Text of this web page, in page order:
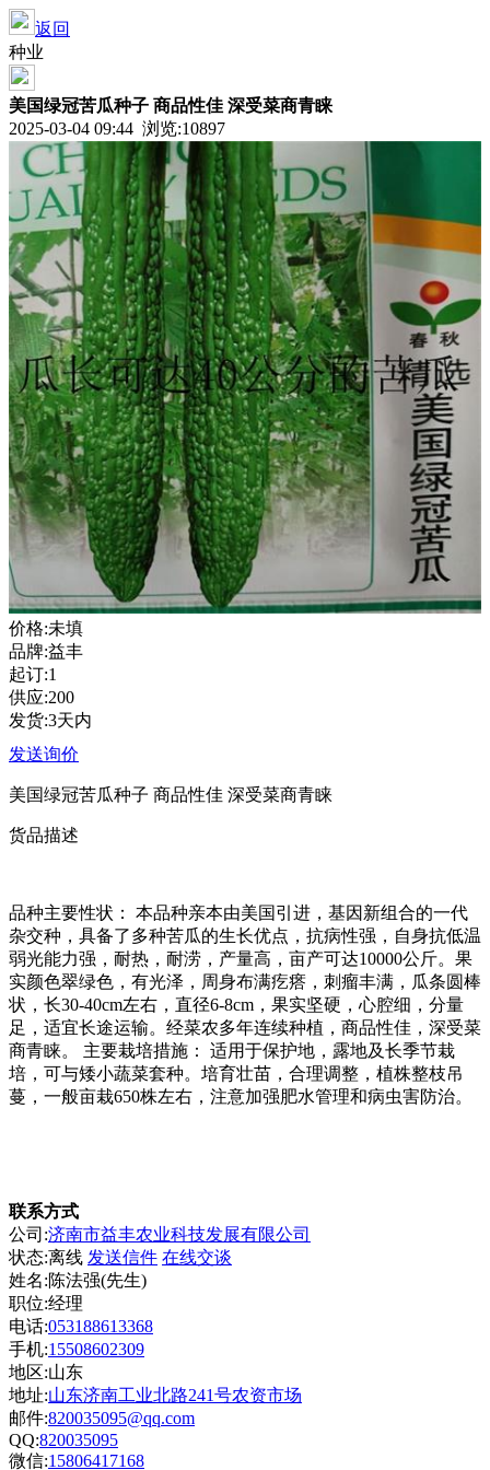
返回
种业
美国绿冠苦瓜种子 商品性佳 深受菜商青睐
2025-03-04 09:44 浏览:10897
价格:未填
品牌:益丰
起订:1
供应:200
发货:3天内
发送询价
美国绿冠苦瓜种子 商品性佳 深受菜商青睐
货品描述
品种主要性状： 本品种亲本由美国引进，基因新组合的一代
杂交种，具备了多种苦瓜的生长优点，抗病性强，自身抗低温
弱光能力强，耐热，耐涝，产量高，亩产可达10000公斤。果
实颜色翠绿色，有光泽，周身布满疙瘩，刺瘤丰满，瓜条圆棒
状，长30-40cm左右，直径6-8cm，果实坚硬，心腔细，分量
足，适宜长途运输。经菜农多年连续种植，商品性佳，深受菜
商青睐。 主要栽培措施： 适用于保护地，露地及长季节栽
培，可与矮小蔬菜套种。培育壮苗，合理调整，植株整枝吊
蔓，一般亩栽650株左右，注意加强肥水管理和病虫害防治。
联系方式
公司:济南市益丰农业科技发展有限公司
状态:离线 发送信件 在线交谈
姓名:陈法强(先生)
职位:经理
电话:053188613368
手机:15508602309
地区:山东
地址:山东济南工业北路241号农资市场
邮件:820035095@qq.com
QQ:820035095
微信:15806417168